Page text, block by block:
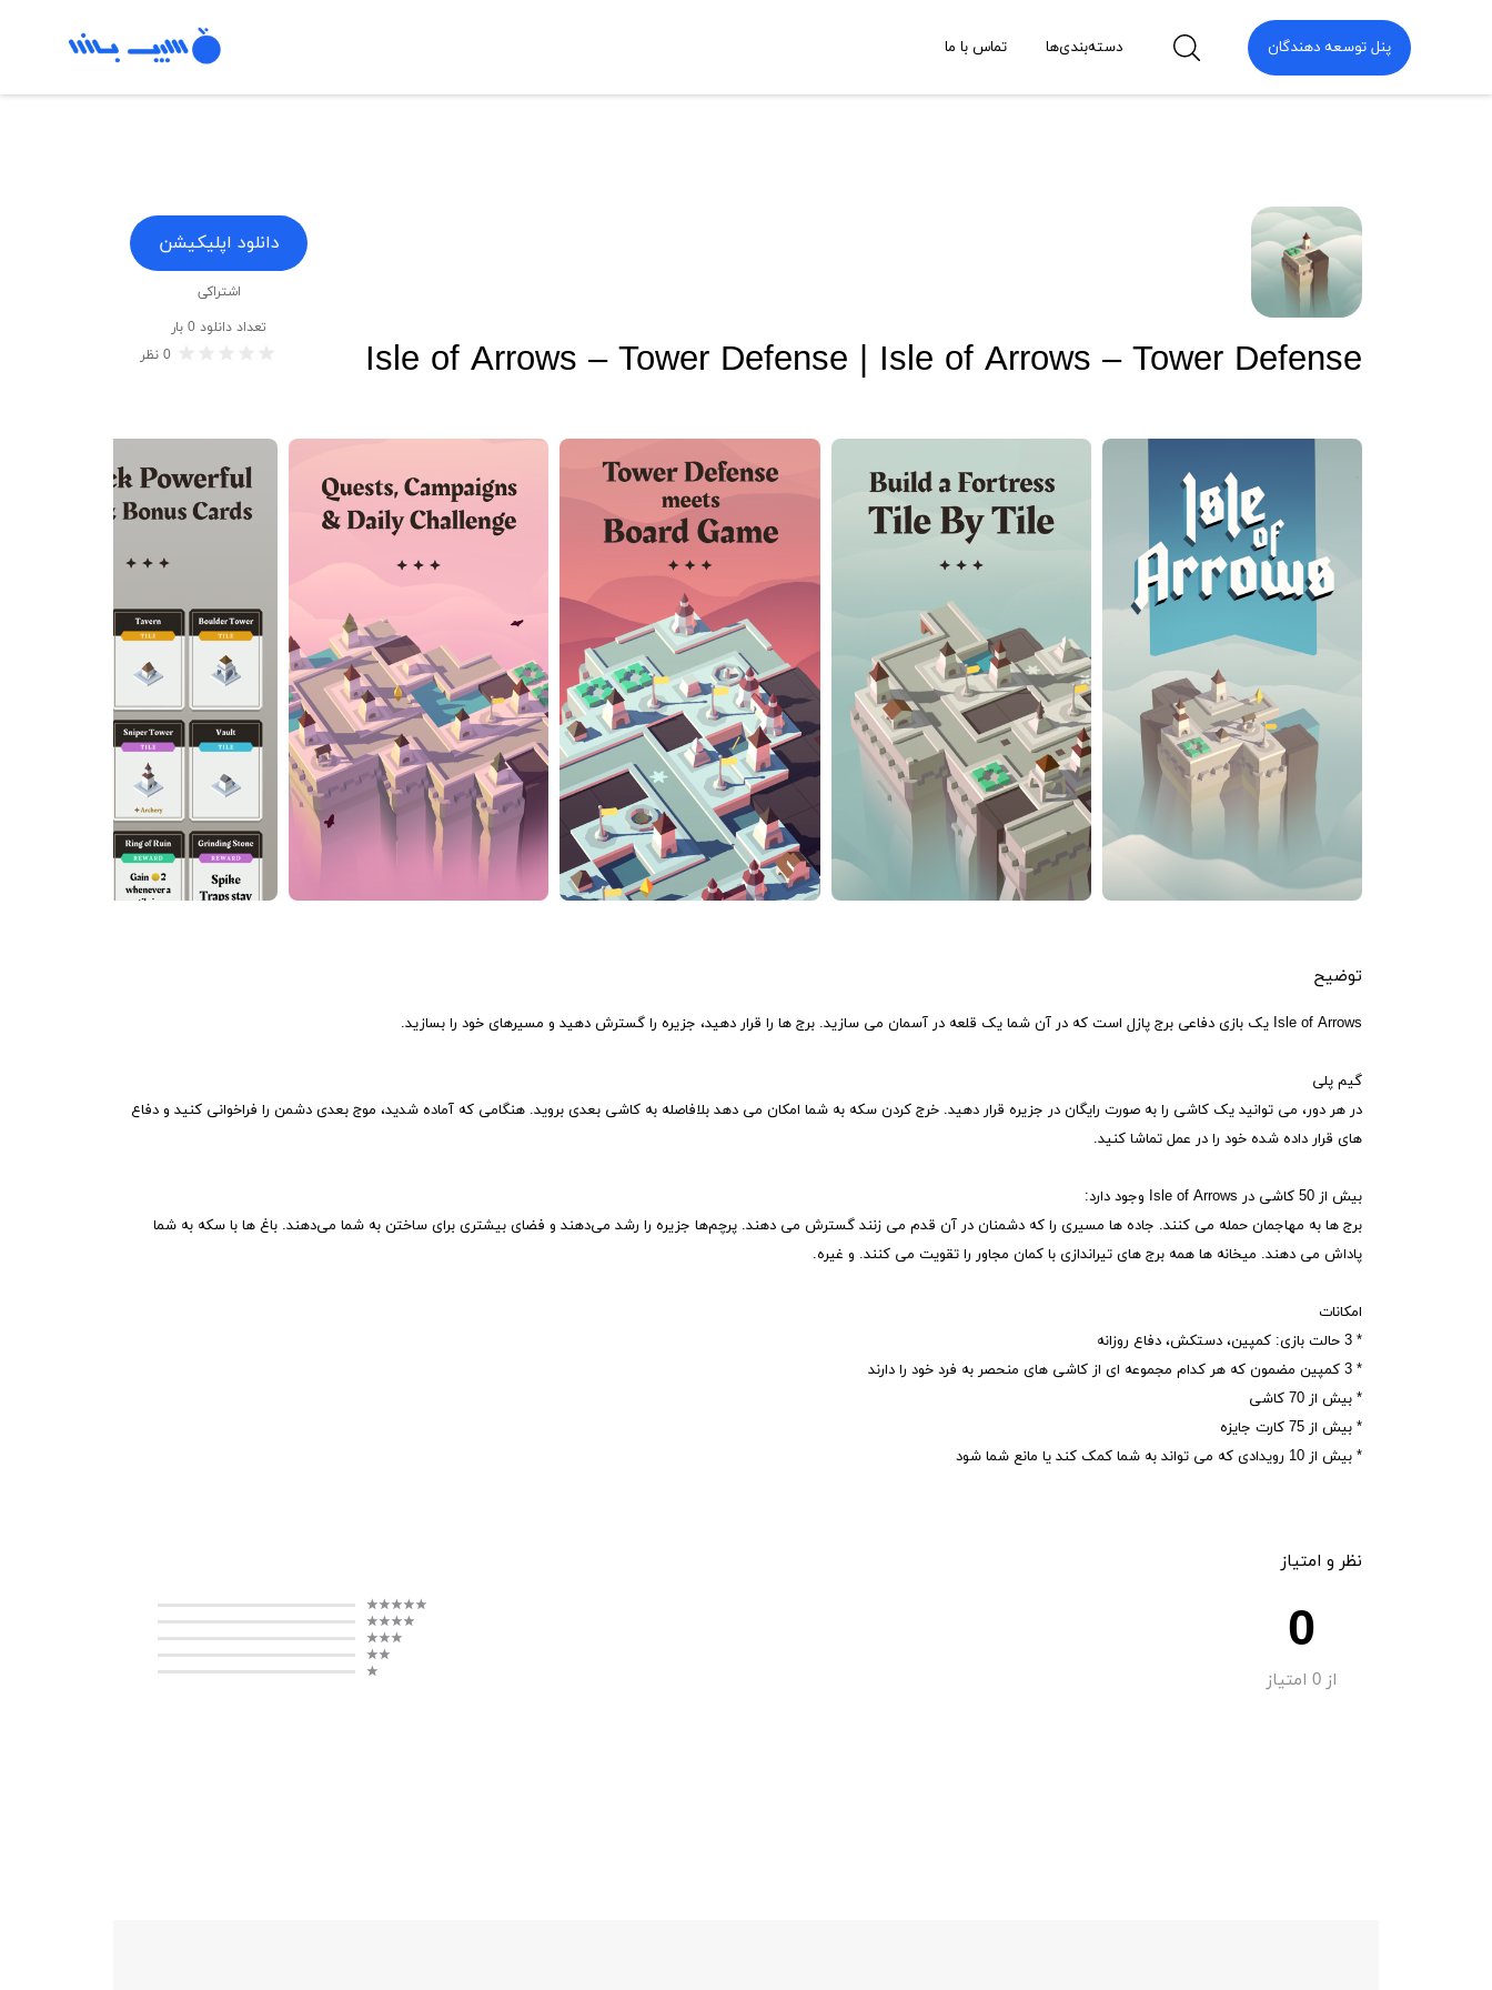
پنل توسعه دهندگان دسته‌بندی‌ها تماس با ما
Isle of Arrows – Tower Defense | Isle of Arrows – Tower Defense
دانلود اپلیکیشن
اشتراکی
تعداد دانلود 0 بار
0 نظر
توضیح
Isle of Arrows یک بازی دفاعی برج پازل است که در آن شما یک قلعه در آسمان می سازید. برج ها را قرار دهید، جزیره را گسترش دهید و مسیرهای خود را بسازید.
گیم پلی
در هر دور، می توانید یک کاشی را به صورت رایگان در جزیره قرار دهید. خرج کردن سکه به شما امکان می دهد بلافاصله به کاشی بعدی بروید. هنگامی که آماده شدید، موج بعدی دشمن را فراخوانی کنید و دفاع
های قرار داده شده خود را در عمل تماشا کنید.
بیش از 50 کاشی در Isle of Arrows وجود دارد:
برج ها به مهاجمان حمله می کنند. جاده ها مسیری را که دشمنان در آن قدم می زنند گسترش می دهند. پرچم‌ها جزیره را رشد می‌دهند و فضای بیشتری برای ساختن به شما می‌دهند. باغ ها با سکه به شما
پاداش می دهند. میخانه ها همه برج های تیراندازی با کمان مجاور را تقویت می کنند. و غیره.
امکانات
* 3 حالت بازی: کمپین، دستکش، دفاع روزانه
* 3 کمپین مضمون که هر کدام مجموعه ای از کاشی های منحصر به فرد خود را دارند
* بیش از 70 کاشی
* بیش از 75 کارت جایزه
* بیش از 10 رویدادی که می تواند به شما کمک کند یا مانع شما شود
نظر و امتیاز
0
از0 امتیاز